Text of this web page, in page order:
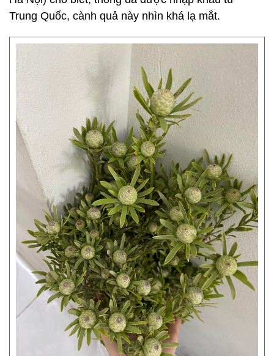
Trung Quốc, cành quả này nhìn khá lạ mắt.